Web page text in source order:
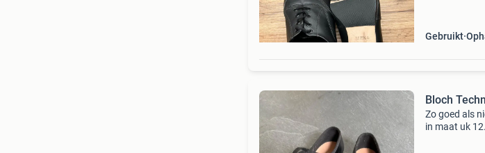
Gebruikt
Bloch
Zo goed als
in maat uk